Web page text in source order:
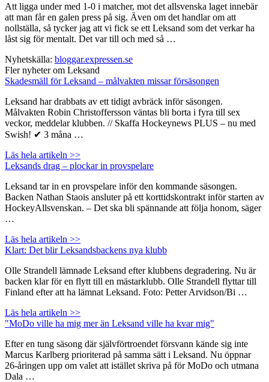
Att ligga under med 1-0 i matcher, mot det allsvenska laget innebär
att man får en galen press på sig. Även om det handlar om att
nollställa, så tycker jag att vi fick se ett Leksand som det verkar ha
låst sig för mentalt. Det var till och med så …
Nyhetskälla: bloggar.expressen.se
Fler nyheter om Leksand
Skadesmäll för Leksand – målvakten missar försäsongen
Leksand har drabbats av ett tidigt avbräck inför säsongen.
Målvakten Robin Christoffersson väntas bli borta i fyra till sex
veckor, meddelar klubben. // Skaffa Hockeynews PLUS – nu med
Swish! ✔ 3 måna …
Läs hela artikeln >>
Leksands drag – plockar in provspelare
Leksand tar in en provspelare inför den kommande säsongen.
Backen Nathan Staois ansluter på ett korttidskontrakt inför starten av
HockeyAllsvenskan. – Det ska bli spännande att följa honom, säger
…
Läs hela artikeln >>
Klart: Det blir Leksandsbackens nya klubb
Olle Strandell lämnade Leksand efter klubbens degradering. Nu är
backen klar för en flytt till en mästarklubb. Olle Strandell flyttar till
Finland efter att ha lämnat Leksand. Foto: Petter Arvidson/Bi …
Läs hela artikeln >>
"MoDo ville ha mig mer än Leksand ville ha kvar mig"
Efter en tung säsong där självförtroendet försvann kände sig inte
Marcus Karlberg prioriterad på samma sätt i Leksand. Nu öppnar
26-åringen upp om valet att istället skriva på för MoDo och utmana
Dala …